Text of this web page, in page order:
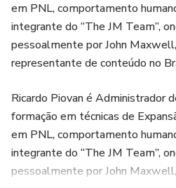
+ ACADEMIA da ALTA
para desenvolver os seus
1) Como Receber Feedbacks
Desenvolvimento
2) Técnicas de Administração
3) Trabalho em Equipe: Quando
Dificuldade do Outro
em PNL, comportamento
integrante do “The JM Team”,
pessoalmente por John
representante de conteúdo no
Ricardo Piovan é Administrador
formação em técnicas de
em PNL, comportamento
integrante do “The JM Team”,
pessoalmente por John